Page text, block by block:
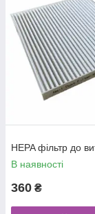
HEPA фільтр до
В наявності
360 ₴